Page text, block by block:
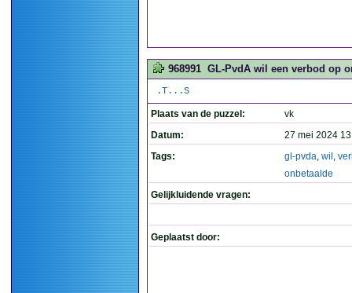
968991 GL-PvdA wil een verbod op
.T...S
Plaats van de puzzel:
vk
Datum:
27 mei 2024
Tags:
gl-pvda, wil ,
onbetaalde
Gelijkluidende vragen:
Geplaatst door: